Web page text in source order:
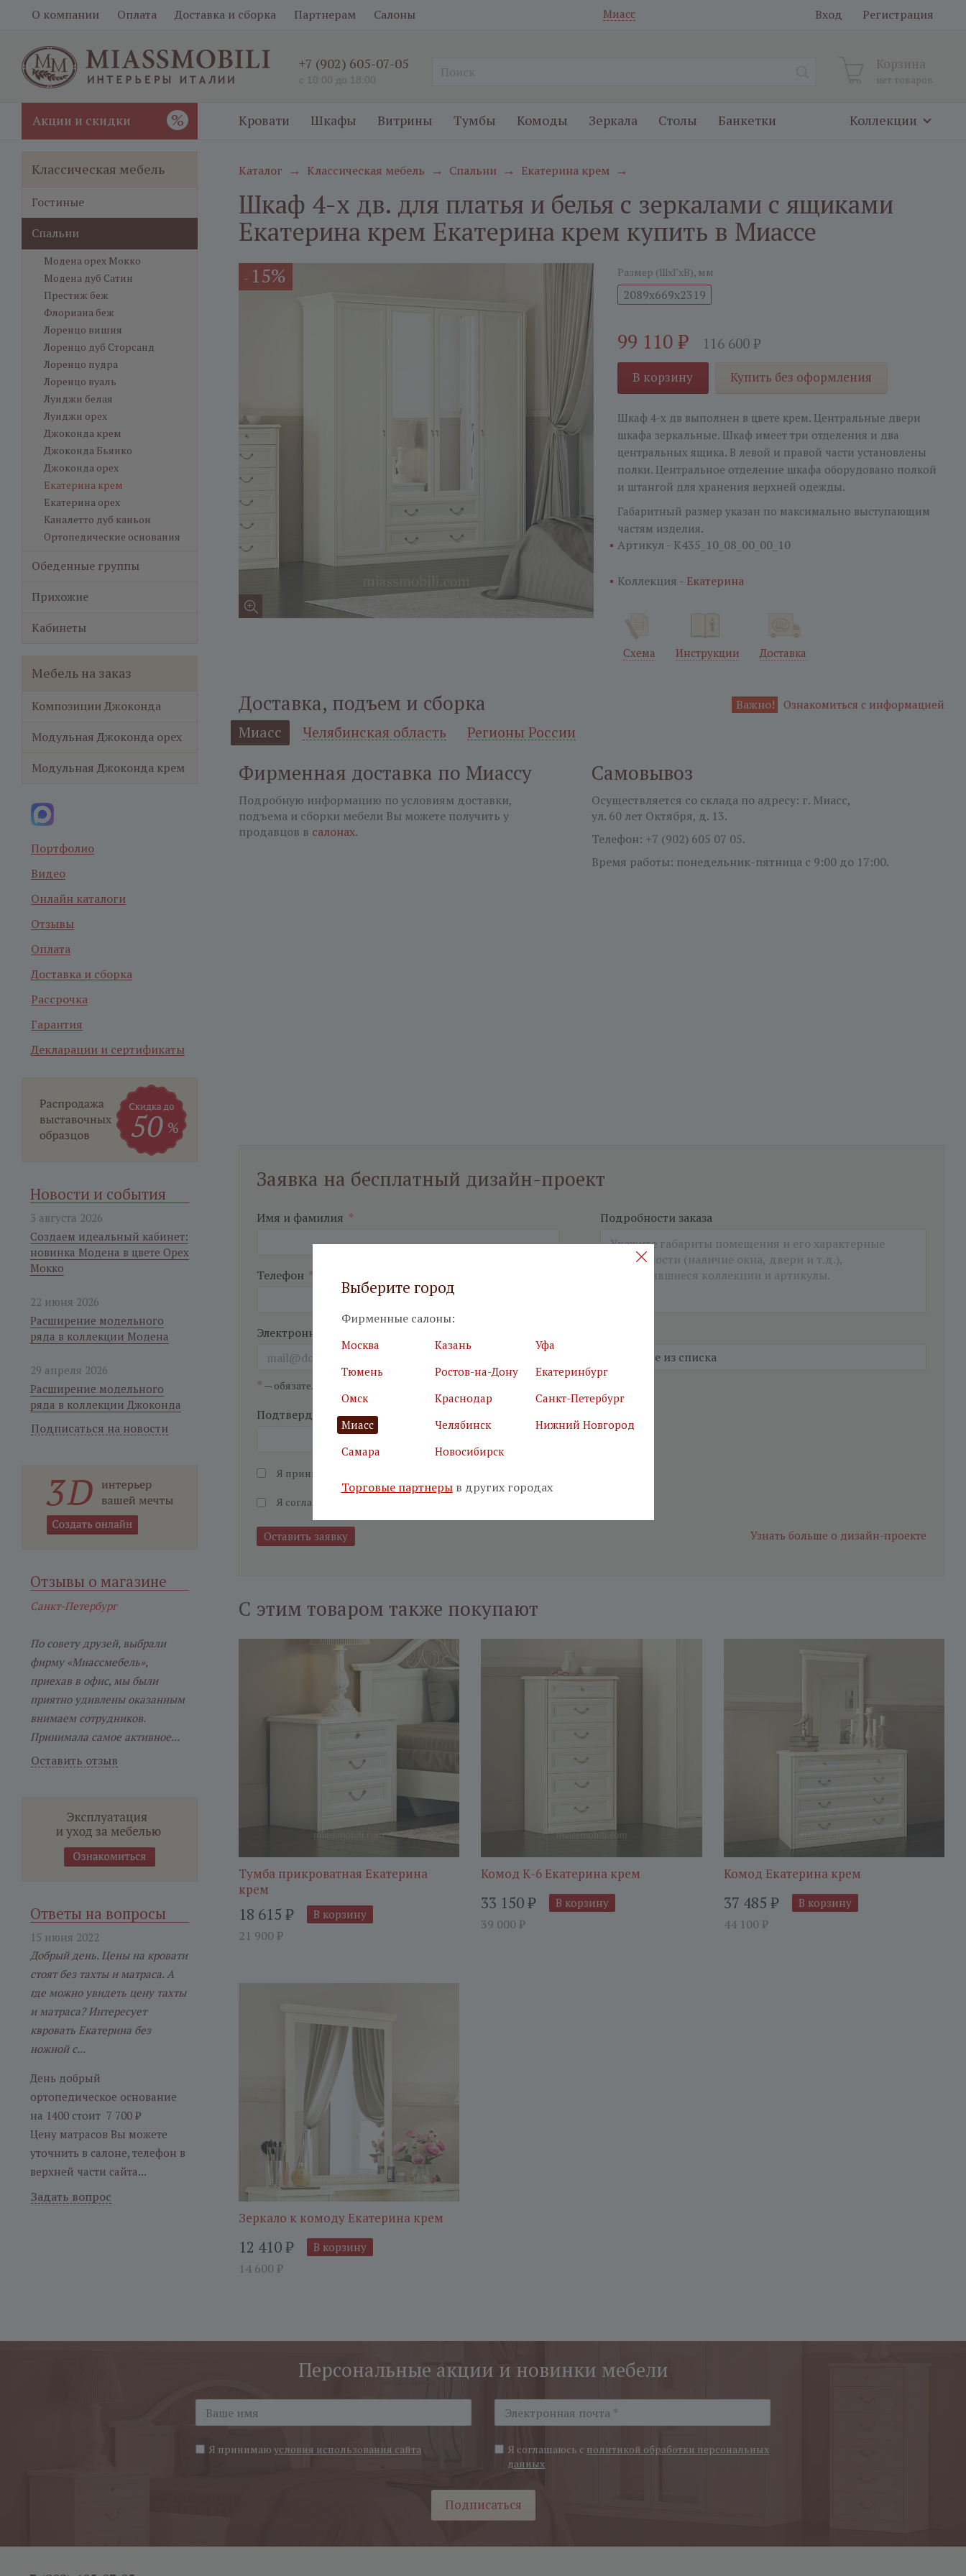
О компании Оплата Доставка и сборка Партнерам Салоны Миасс Вход Регистрация
+7 (902) 605-07-05
с 10:00 до 18:00
Корзина
нет товаров
Акции и скидки % Кровати Шкафы Витрины Тумбы Комоды Зеркала Столы Банкетки Коллекции
Каталог → Классическая мебель → Спальни → Екатерина крем →
Шкаф 4-х дв. для платья и белья с зеркалами c ящиками
Екатерина крем Екатерина крем купить в Миассе
- 15% Размер (ШxГxВ), мм
2089x669x2319
99 110₽ 116 600₽
В корзину Купить без оформления
Шкаф 4-х дв выполнен в цвете крем. Центральные двери
шкафа зеркальные. Шкаф имеет три отделения и два
центральных ящика. В левой и правой части установлены
полки. Центральное отделение шкафа оборудовано полкой
и штангой для хранения верхней одежды.
Габаритный размер указан по максимально выступающим
частям изделия.
Артикул - K435_10_08_00_00_10
Коллекция - Екатерина
Схема Инструкции Доставка
Доставка, подъем и сборка Важно! Ознакомиться с информацией
Миасс Челябинская область Регионы России
Фирменная доставка по Миассу
Подробную информацию по условиям доставки,
подъема и сборки мебели Вы можете получить у
продавцов в салонах.
Самовывоз
Осуществляется со склада по адресу: г. Миасс,
ул. 60 лет Октября, д. 13.
Телефон: +7 (902) 605 07 05.
Время работы: понедельник-пятница с 9:00 до 17:00.
Заявка на бесплатный дизайн-проект
Имя и фамилия *
Телефон *
Электронная почта
Подробности заказа
* — обязательные поля
Подтвердите, что вы не робот
Я принимаю
Я соглашаюсь с
Узнать больше о дизайн-проекте
С этим товаром также покупают
Тумба прикроватная Екатерина
крем
18 615 ₽
21 900 ₽
В корзину
Комод К-6 Екатерина крем
33 150₽
39 000 ₽
В корзину
Комод Екатерина крем
37 485 ₽
44 100 ₽
В корзину
Зеркало к комоду Екатерина крем
12 410₽
14 600 ₽
В корзину
Классическая мебель
Гостиные
Спальни
Модена орех Мокко
Модена дуб Сатин
Престиж беж
Флориана беж
Лоренцо вишня
Лоренцо дуб Сторсанд
Лоренцо пудра
Лоренцо вуаль
Луиджи белая
Луиджи орех
Джоконда крем
Джоконда Бьянко
Джоконда орех
Екатерина крем
Екатерина орех
Каналетто дуб каньон
Ортопедические основания
Обеденные группы
Прихожие
Кабинеты
Мебель на заказ
Композиции Джоконда
Модульная Джоконда орех
Модульная Джоконда крем
Портфолио
Видео
Онлайн каталоги
Отзывы
Оплата
Доставка и сборка
Рассрочка
Гарантия
Декларации и сертификаты
Новости и события
3 августа 2026
Создаем идеальный кабинет:
новинка Модена в цвете Орех
Мокко
22 июня 2026
Расширение модельного
ряда в коллекции Модена
29 апреля 2026
Расширение модельного
ряда в коллекции Джоконда
Подписаться на новости
Отзывы о магазине
Санкт-Петербург
По совету друзей, выбрали
фирму «Миассмебель»,
приехав в офис, мы были
приятно удивлены оказанным
внимаем сотрудников.
Принимала самое активное...
Оставить отзыв
Ответы на вопросы
15 июня 2022
Добрый день. Цены на кровати
стоят без тахты и матраса. А
где можно увидеть цену тахты
и матраса? Интересует
квровать Екатерина без
ножной с...
День добрый
ортопедическое основание
на 1400 стоит 7 700 ₽
Цену матрасов Вы можете
уточнить в салоне, телефон в
верхней части сайта...
Задать вопрос
Персональные акции и новинки мебели
Я принимаю условия использования сайта Я соглашаюсь с политикой обработки персональных
данных
Подписаться
Выберите город
Фирменные салоны:
Москва Казань
Уфа
Тюмень
Ростов-на-Дону
Екатеринбург
Омск
Краснодар
Санкт-Петербург
Миасс
Челябинск
Нижний Новгород
Самара
Новосибирск
Торговые партнерыв других городах